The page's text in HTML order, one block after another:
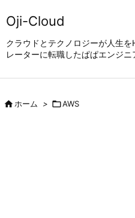
Oji-Cloud
クラウドとテクノロジーが人生
レーターに転職したぱぱエンジニ
ホーム > AWS